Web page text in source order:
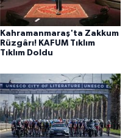
Kahramanmaraş'ta Zakkum
Rüzgârı! KAFUM Tıklım
Tıklım Doldu